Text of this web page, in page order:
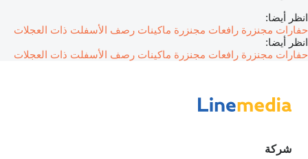
انظر أيضا:
حفارات مجنزرة رافعات مجنزرة ماكينات رصف الأسفلت ذات العجلات
انظر أيضا:
حفارات مجنزرة رافعات مجنزرة ماكينات رصف الأسفلت ذات العجلات
شركة